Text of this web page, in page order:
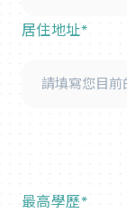
居住地址*
最高學歷*